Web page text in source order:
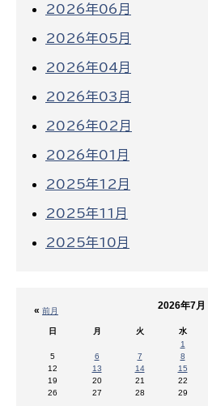
2026年06月
2026年05月
2026年04月
2026年03月
2026年02月
2026年01月
2025年12月
2025年11月
2025年10月
« 前月 2026年7月
日 月 火 水
1
5
6 7 8
12
13 14 15
19
20 21 22
26
27 28 29